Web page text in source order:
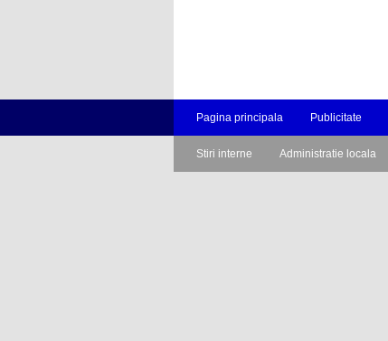
Pagina principala Publicitate
Stiri interne Administratie locala